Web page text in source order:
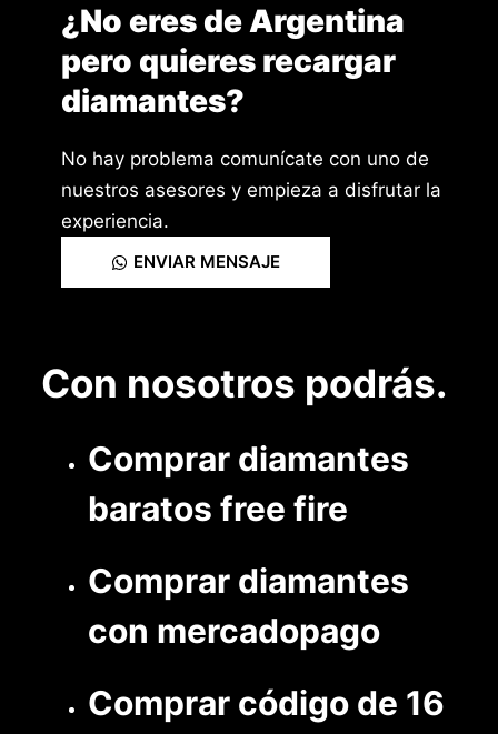
¿No eres de Argentina
pero quieres recargar
diamantes?
No hay problema comunícate con uno de
nuestros asesores y empieza a disfrutar la
experiencia.
ENVIAR MENSAJE
Con nosotros podrás.
Comprar diamantes
baratos free fire
Comprar diamantes
con mercadopago
Comprar código de 16